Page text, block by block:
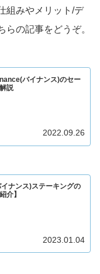
組みやメリット/デ
らの記事をどうぞ。
バイナンス)のセー
説
2022.09.26
ナンス)ステーキングの
介】
2023.01.04